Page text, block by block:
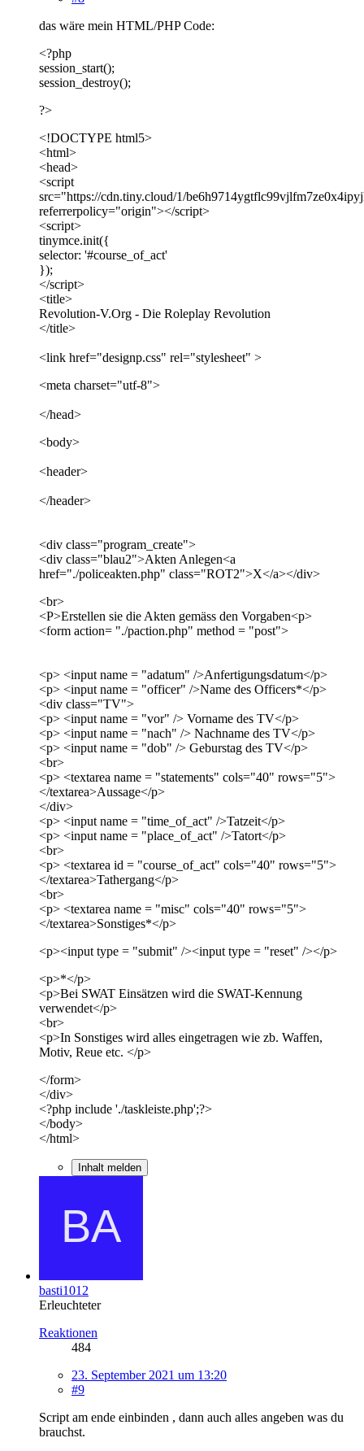
das wäre mein HTML/PHP Code:
<?php
session_start();
session_destroy();
?>
<!DOCTYPE html5>
<html>
<head>
<script
src="https://cdn.tiny.cloud/1/
referrerpolicy="origin"></script>
<script>
tinymce.init({
selector: '#course_of_act'
});
</script>
<title>
Revolution-V.Org - Die Roleplay Revolution
</title>
<link href="designp.css" rel="stylesheet" >
<meta charset="utf-8">
</head>
<body>
<header>
</header>
<div class="program_create">
<div class="blau2">Akten Anlegen<a
href="./policeakten.php" class="ROT2">X</a></div>
<br>
<P>Erstellen sie die Akten gemäss den Vorgaben<p>
<form action= "./paction.php" method = "post">
<p> <input name = "adatum" />Anfertigungsdatum</p>
<p> <input name = "officer" />Name des Officers*</p>
<div class="TV">
<p> <input name = "vor" /> Vorname des TV</p>
<p> <input name = "nach" /> Nachname des TV</p>
<p> <input name = "dob" /> Geburstag des TV</p>
<br>
<p> <textarea name = "statements" cols="40" rows="5">
</textarea>Aussage</p>
</div>
<p> <input name = "time_of_act" />Tatzeit</p>
<p> <input name = "place_of_act" />Tatort</p>
<br>
<p> <textarea id = "course_of_act" cols="40" rows="5">
</textarea>Tathergang</p>
<br>
<p> <textarea name = "misc" cols="40" rows="5">
</textarea>Sonstiges*</p>
<p><input type = "submit" /><input type = "reset" /></p>
<p>*</p>
<p>Bei SWAT Einsätzen wird die SWAT-Kennung
verwendet</p>
<br>
<p>In Sonstiges wird alles eingetragen wie zb. Waffen,
Motiv, Reue etc. </p>
</form>
</div>
<?php include './taskleiste.php';?>
</body>
</html>
Inhalt melden
basti1012
Erleuchteter
Reaktionen
484
23. September 2021 um 13:20
#9
Script am ende einbinden , dann auch alles angeben was du
brauchst.